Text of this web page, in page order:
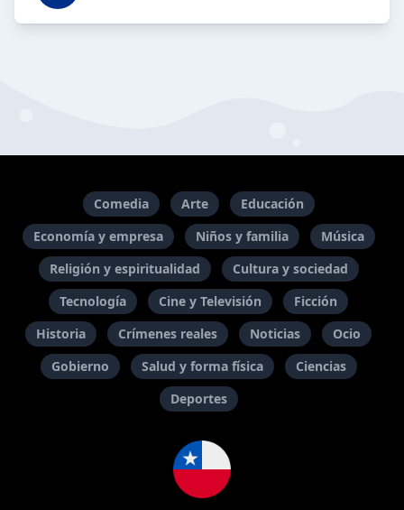
Comedia Arte
Educación
Economía y empresa
Niños y familia
Música
Religión y espiritualidad
Cultura y sociedad
Tecnología
Cine y Televisión
Ficción
Historia
Crímenes reales Noticias
Ocio
Gobierno
Salud y forma física
Ciencias
Deportes